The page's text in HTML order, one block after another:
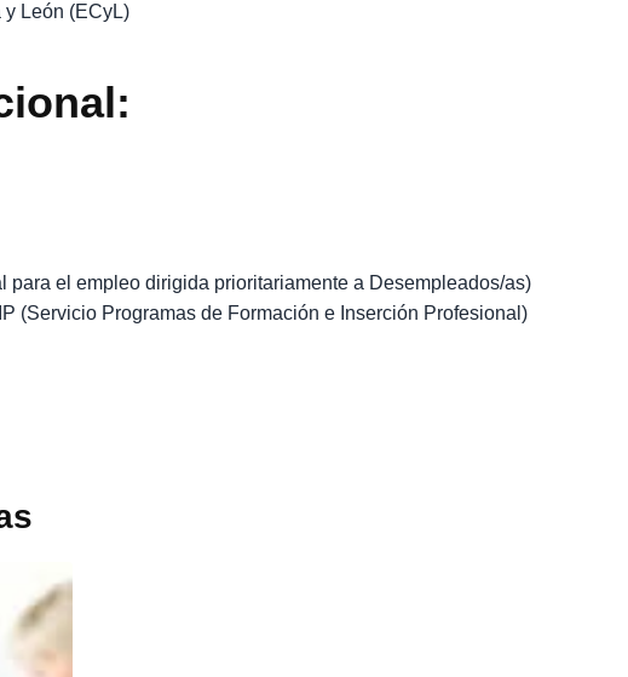
León (ECyL)
para el empleo dirigida prioritariamente a Desempleados/as)
(Servicio Programas de Formación e Inserción Profesional)